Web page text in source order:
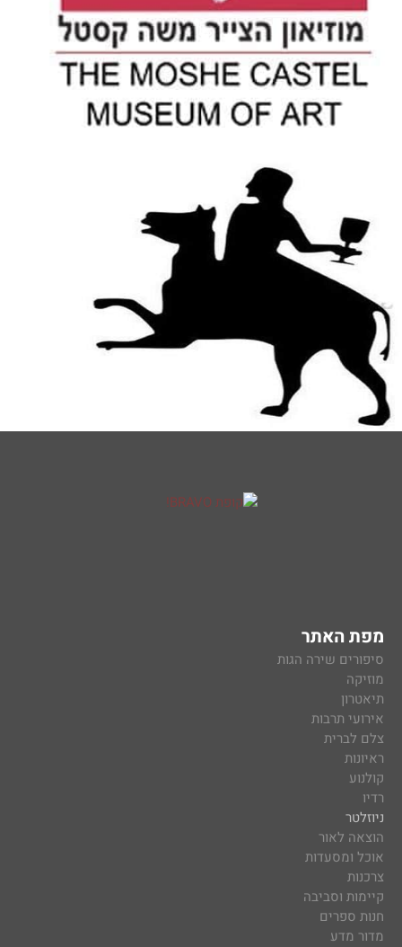
מפת האתר
סיפורים שירה הגות
מוזיקה
תיאטרון
אירועי תרבות
צלם לברית
ראיונות
קולנוע
רדיו
ניוזלטר
הוצאה לאור
אוכל ומסעדות
צרכנות
קיימות וסביבה
חנות ספרים
מדור מדע